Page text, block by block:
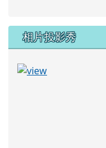
相片投影秀